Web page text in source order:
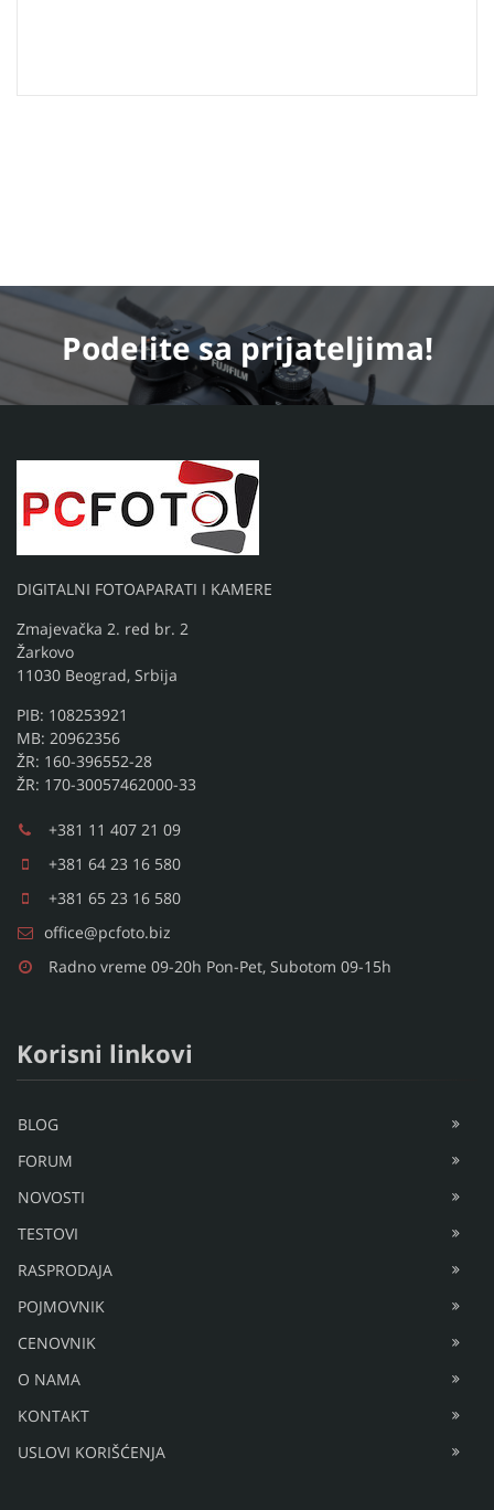
Podelitesa prijateljima!
DIGITALNI FOTOAPARATI I KAMERE
Zmajevačka 2. red br. 2
Žarkovo
11030 Beograd, Srbija
PIB: 108253921
MB: 20962356
ŽR: 160-396552-28
ŽR: 170-30057462000-33
+381 11 407 21 09
+381 64 23 16 580
+381 65 23 16 580
office@pcfoto.biz
Radno vreme 09-20h Pon-Pet, Subotom 09-15h
Korisni linkovi
BLOG
FORUM
NOVOSTI
TESTOVI
RASPRODAJA
POJMOVNIK
CENOVNIK
O NAMA
KONTAKT
USLOVI KORIŠĆENJA